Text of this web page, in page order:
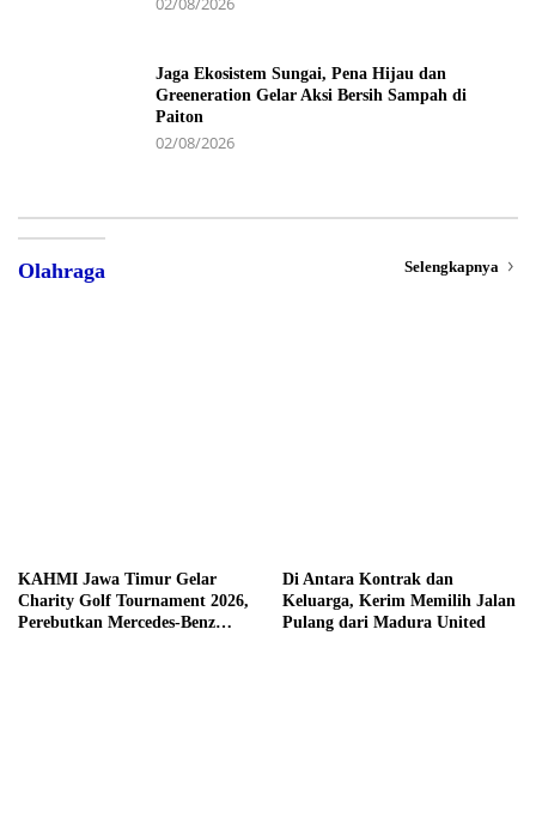
Jaga Ekosistem Sungai, Pena Hijau dan
Greeneration Gelar Aksi Bersih Sampah di
Paiton
02/08/2026
Olahraga Selengkapnya
KAHMI Jawa Timur Gelar
Charity Golf Tournament 2026,
Perebutkan Mercedes-Benz
Di Antara Kontrak dan
Keluarga, Kerim Memilih Jalan
Pulang dari Madura United